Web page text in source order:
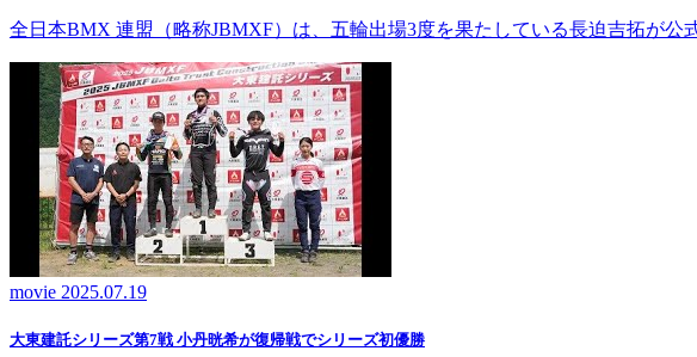
全日本BMX 連盟（略称JBMXF）は、五輪出場3度を果たしている長迫吉拓が
movie 2025.07.19
大東建託シリーズ第7戦 ⼩丹晄希が復帰戦でシリーズ初優勝